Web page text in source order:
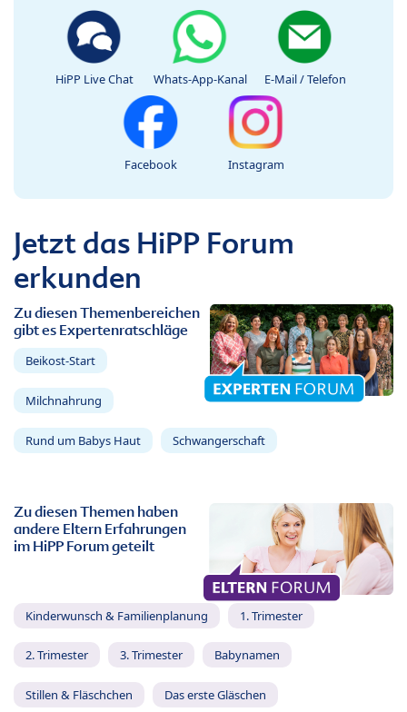
HiPP Live Chat Whats-App-Kanal E-Mail / Telefon
Facebook Instagram
Jetzt das HiPP Forum
erkunden
Zu diesen Themenbereichen
gibt es Expertenratschläge
Beikost-Start
Milchnahrung
Rund um Babys Haut Schwangerschaft
Zu diesen Themen haben
andere Eltern Erfahrungen
im HiPP Forum geteilt
Kinderwunsch & Familienplanung 1. Trimester
2. Trimester 3. Trimester Babynamen
Stillen & Fläschchen Das erste Gläschen